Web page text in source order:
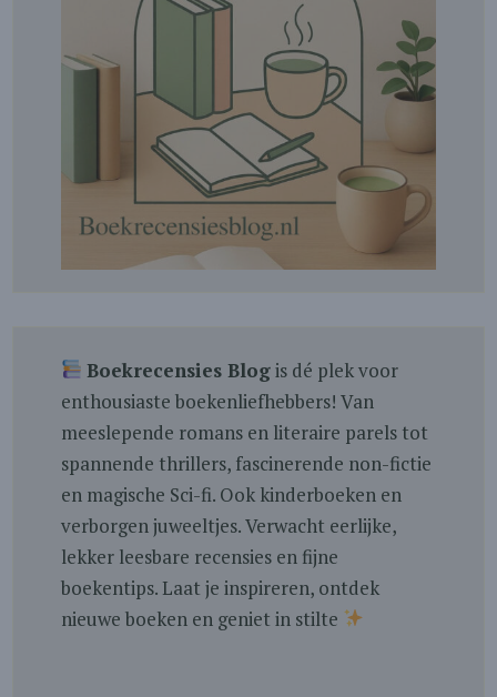
Boekrecensies Blogis dé plek voor
enthousiaste boekenliefhebbers! Van
meeslepende romans en literaire parels tot
spannende thrillers, fascinerende non-fictie
en magische Sci-fi. Ook kinderboeken en
verborgen juweeltjes. Verwacht eerlijke,
lekker leesbare recensies en fijne
boekentips. Laat je inspireren, ontdek
nieuwe boeken en geniet in stilte